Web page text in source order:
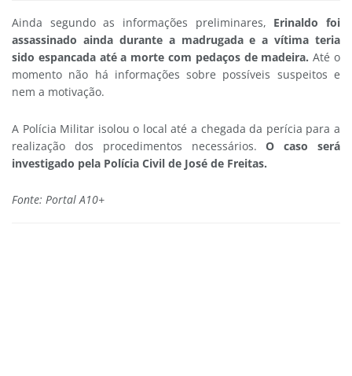
Ainda segundo as informações preliminares, Erinaldo foi
assassinado ainda durante a madrugada e a vítima teria
sido espancada até a morte com pedaços de madeira. Até o
momento não há informações sobre possíveis suspeitos e
nem a motivação.
A Polícia Militar isolou o local até a chegada da perícia para a
realização dos procedimentos necessários.O caso será
investigado pela Polícia Civil de José de Freitas.
Fonte: Portal A10+